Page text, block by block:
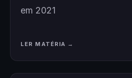
em 2021
LER MATÉRIA →